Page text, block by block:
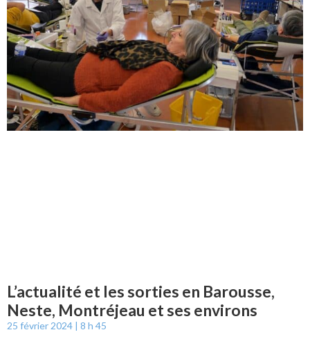
L’actualité et les sorties en Barousse,
Neste, Montréjeau et ses environs
25 février 2024 8 h 45